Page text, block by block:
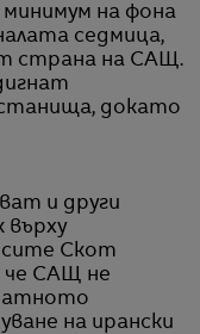
на фона
седмица,
страна на САЩ.
докато
и други
върху
Скот
че САЩ не
на ирански